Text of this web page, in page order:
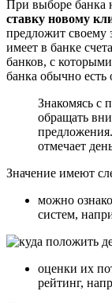
При выборе банка
ставку новому
предложит своему
имеет в банке
банков, с
банка обычно
Знакомясь с
обращать
отмечает
Значение имеют
можно
систем,
оценки их
рейтинг,